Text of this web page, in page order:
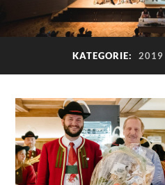
KATEGORIE: 2019